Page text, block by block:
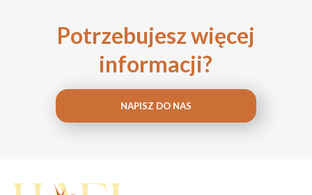
Potrzebujesz więcej
informacji?
NAPISZ DO NAS